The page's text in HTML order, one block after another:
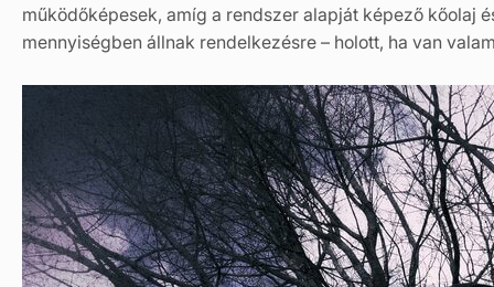
működőképesek, amíg a rendszer alapját képező kőolaj
mennyiségben állnak rendelkezésre – holott, ha van